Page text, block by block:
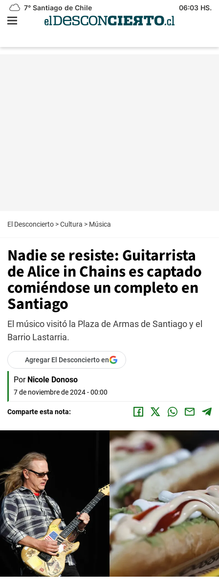
7° Santiago de Chile 06:03 HS.
El Desconcierto >Cultura > Música
Nadie se resiste: Guitarrista
de Alice in Chains es captado
comiéndose un completo en
Santiago
El músico visitó la Plaza de Armas de Santiago y el
Barrio Lastarria.
Agregar El Desconcierto en
Por Nicole Donoso
7 de noviembre de 2024 - 00:00
Comparte esta nota: